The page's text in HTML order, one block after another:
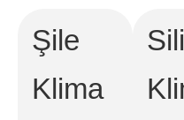
Şile
Klima